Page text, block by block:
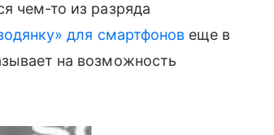
чем-то из разряда
для смартфонов еще в
на возможность